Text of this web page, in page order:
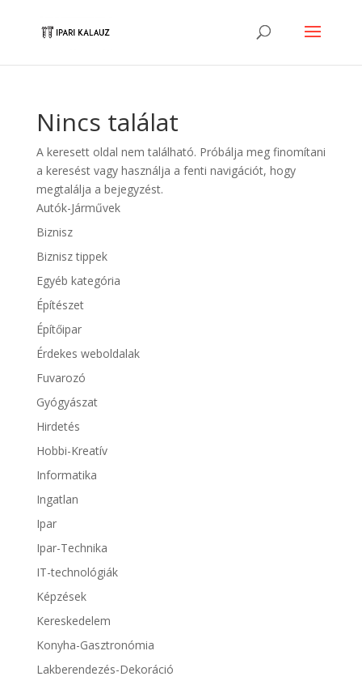
Nincs találat
A keresett oldal nem található. Próbálja meg finomítani
a keresést vagy használja a fenti navigációt, hogy
megtalálja a bejegyzést.
Autók-Járművek
Biznisz
Biznisz tippek
Egyéb kategória
Építészet
Építőipar
Érdekes weboldalak
Fuvarozó
Gyógyászat
Hirdetés
Hobbi-Kreatív
Informatika
Ingatlan
Ipar
Ipar-Technika
IT-technológiák
Képzések
Kereskedelem
Konyha-Gasztronómia
Lakberendezés-Dekoráció